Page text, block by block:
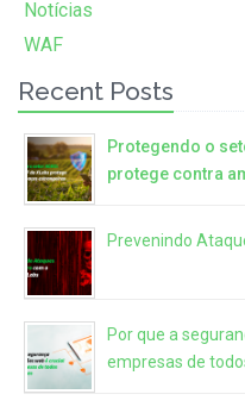
Notícias
WAF
Recent Posts
Protegendo o
protege contra
Prevenindo
Por que a
empresas de